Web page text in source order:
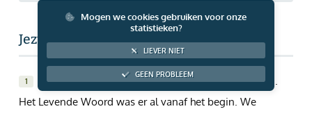
Jezus is het Levende Woord
1
We willen jullie vertellen over het Levende Woord.
Het Levende Woord was er al vanaf het begin. We
Mogen we cookies gebruiken voor onze
statistieken?
LIEVER NIET
GEEN PROBLEEM